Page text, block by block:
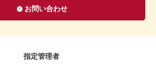
お問い合わせ
指定管理者